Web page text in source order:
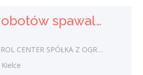
Operator robotów spawalniczych (m/k)
SPÓŁKA Z OGRANICZONĄ ODPOWIEDZIALNOŚCIĄ